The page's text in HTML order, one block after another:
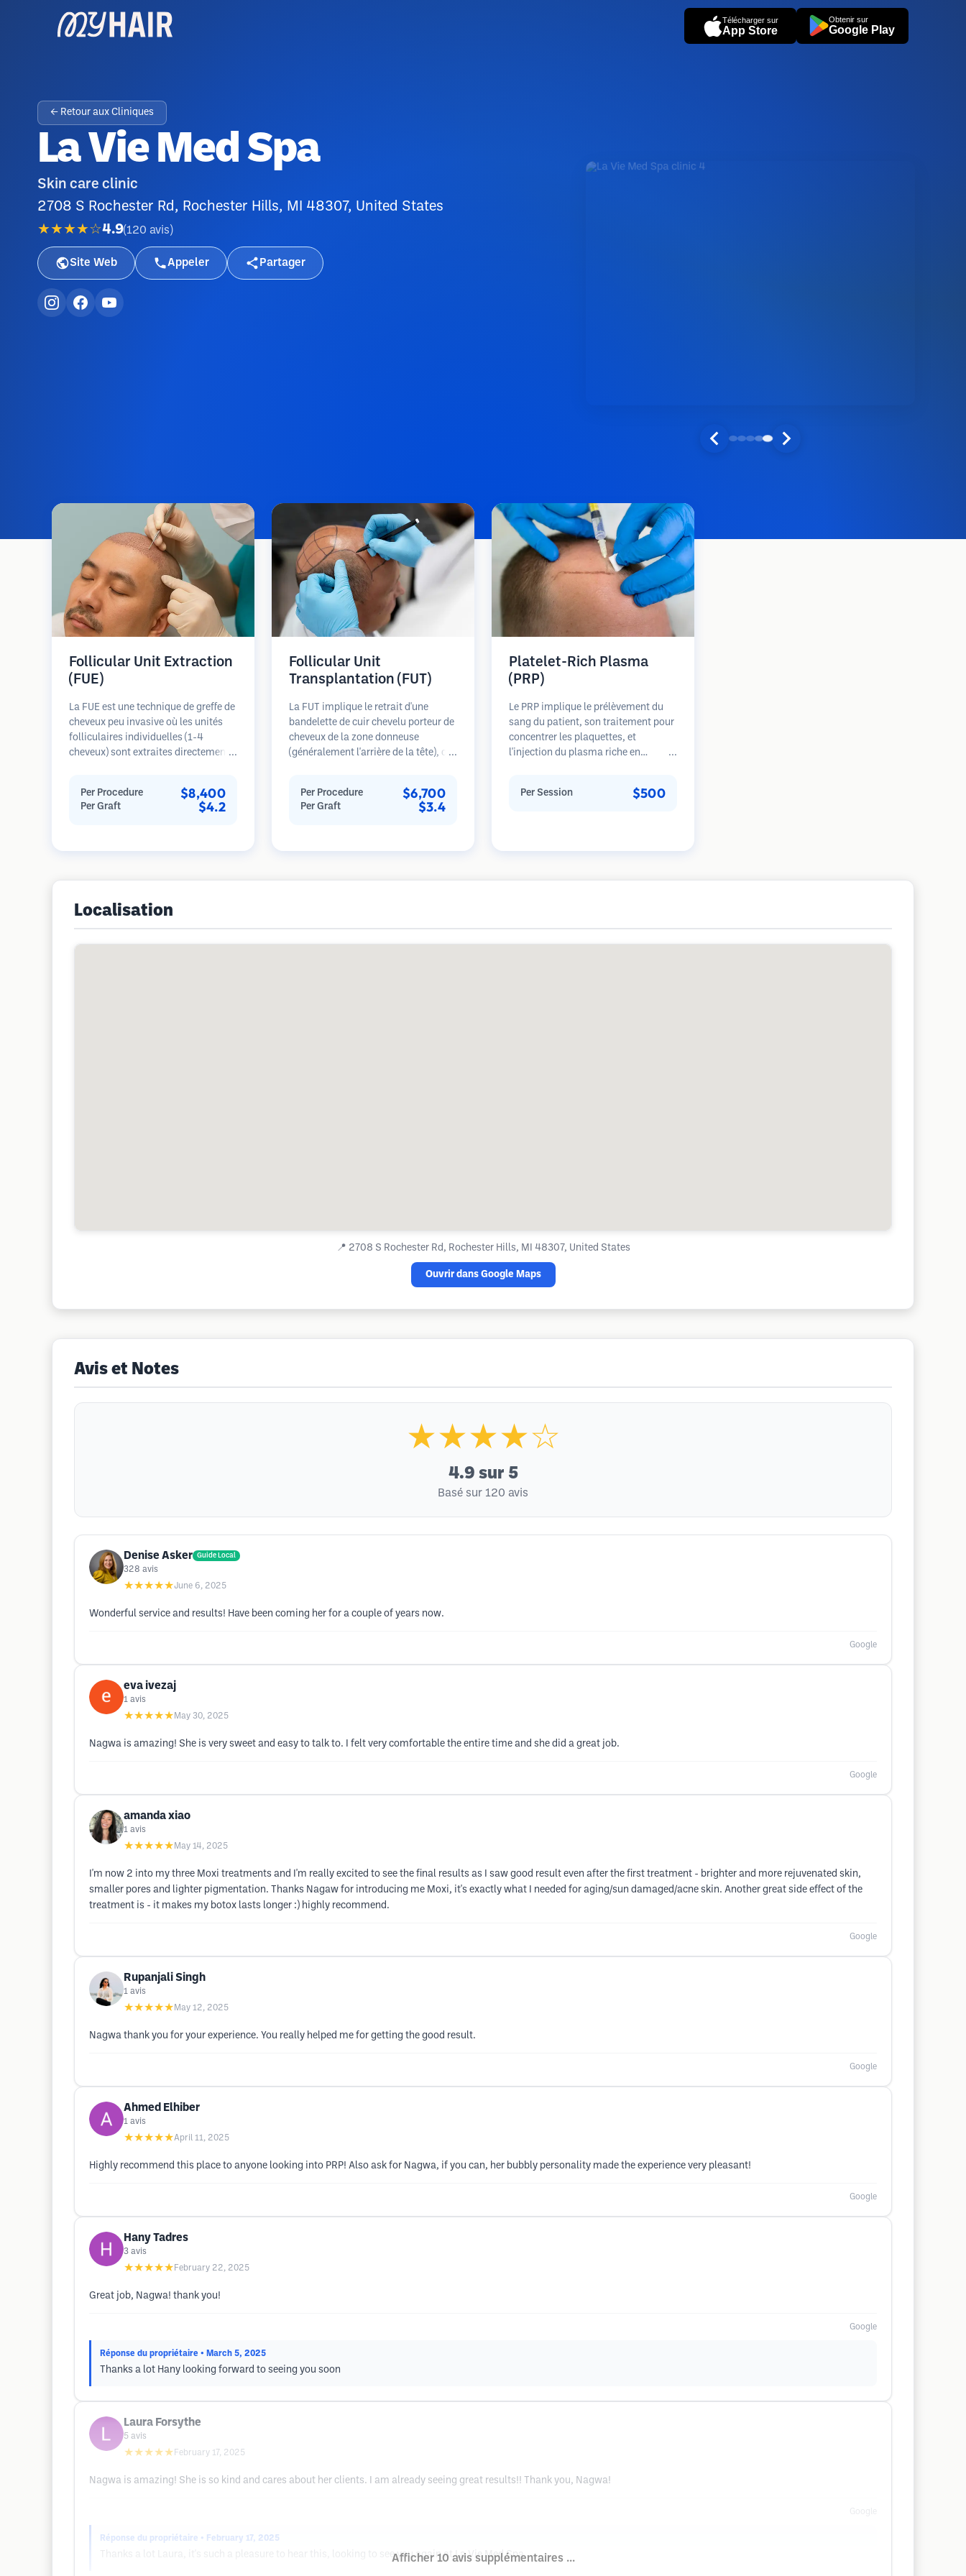
Télécharger sur
App Store
Obtenir sur
Google Play
← Retour aux Cliniques
La Vie Med Spa
Skin care clinic
2708 S Rochester Rd, Rochester Hills, MI 48307, United States
★★★★☆4.9(120 avis )
Site Web Appeler Partager
Follicular Unit Extraction
(FUE)
La FUE est une technique de greffe de
cheveux peu invasive où les unités
folliculaires individuelles (1-4
cheveux) sont extraites directement
follicules sont ensuite implantés
dans les sites receveurs des zones
Per Procedure $8,400
Per Graft $4.2
Follicular Unit
Transplantation (FUT)
La FUT implique le retrait d'une
bandelette de cuir chevelu porteur de
cheveux de la zone donneuse
(généralement l'arrière de la tête), qui
individuelles. Ces unités sont
Per Procedure $6,700
Per Graft $3.4
Platelet-Rich Plasma
(PRP)
Le PRP implique le prélèvement du
sang du patient, son traitement pour
concentrer les plaquettes, et
l'injection du plasma riche en
dans les plaquettes peuvent stimuler
Per Session $500
Localisation
📍 2708 S Rochester Rd, Rochester Hills, MI 48307, United States
Ouvrir dans Google Maps
Avis et Notes
★★★★☆
4.9 sur 5
Basé sur 120 avis
Denise Asker Guide Local
328 avis
★★★★★June 6, 2025
Wonderful service and results! Have been coming her for a couple of years now.
Google
eva ivezaj
1 avis
★★★★★ May 30, 2025
Nagwa is amazing! She is very sweet and easy to talk to. I felt very comfortable the entire time and she did a great job.
Google
amanda xiao
1 avis
★★★★★ May 14, 2025
I'm now 2 into my three Moxi treatments and I'm really excited to see the final results as I saw good result even after the first treatment - brighter and more rejuvenated skin,
smaller pores and lighter pigmentation. Thanks Nagaw for introducing me Moxi, it's exactly what I needed for aging/sun damaged/acne skin. Another great side effect of the
treatment is - it makes my botox lasts longer :) highly recommend.
Google
Rupanjali Singh
1 avis
★★★★★ May 12, 2025
Nagwa thank you for your experience. You really helped me for getting the good result.
Google
Ahmed Elhiber
1 avis
★★★★★April 11, 2025
Highly recommend this place to anyone looking into PRP! Also ask for Nagwa, if you can, her bubbly personality made the experience very pleasant!
Google
Hany Tadres
3 avis
★★★★★ February 22, 2025
Great job, Nagwa! thank you!
Google
Réponse du propriétaire • March 5, 2025
Thanks a lot Hany looking forward to seeing you soon
Laura Forsythe
5 avis
★★★★★ February 17, 2025
Nagwa is amazing! She is so kind and cares about her clients. I am already seeing great results!! Thank you, Nagwa!
Réponse du propriétaire • February 17, 2025
Thanks a lot Laura, it's such a pleasure to hear this, looking to see you again at La Vie Med Spa
Afficher 10 avis supplémentaires ...